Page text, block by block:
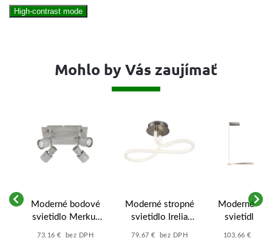
High-contrast mode
Mohlo by Vás zaujímať
Moderné bodové
svietidlo Merkur
6128 - dub
73,16 € bez DPH
Moderné stropné
svietidlo Irelia
71008 - saténová
79,67 € bez DPH
Moderné
svietidlo
103,66 € bez